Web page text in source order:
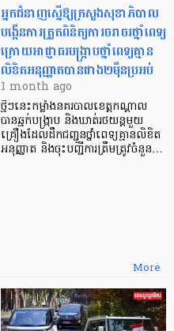
អ្នកជំនាញស្នើឱ្យក្រសួងសុខាភិបាល
បង្កើនការត្រួតពិនិត្យការចរាចរថ្នាំពេទ្យ
ក្រោយអាជ្ញាធរបង្រ្កាបថ្នាំពេទ្យគ្មាន
លិខិតអនុញ្ញាតបានជាង២ម៉ឺនប្រអប់
1 month ago
ថ្មីៗនេះកម្លាំងនគរបាលខេត្តកណ្ដាល
បានឆ្មក់បង្ក្រាប និងឃាត់រថយន្តមួយ
គ្រឿងដែលដឹកជញ្ជូនថ្នាំពេទ្យគ្មានលិខិត
អនុញ្ញាត និងចុះបញ្ជីការត្រឹមត្រូវចំនួន…
More